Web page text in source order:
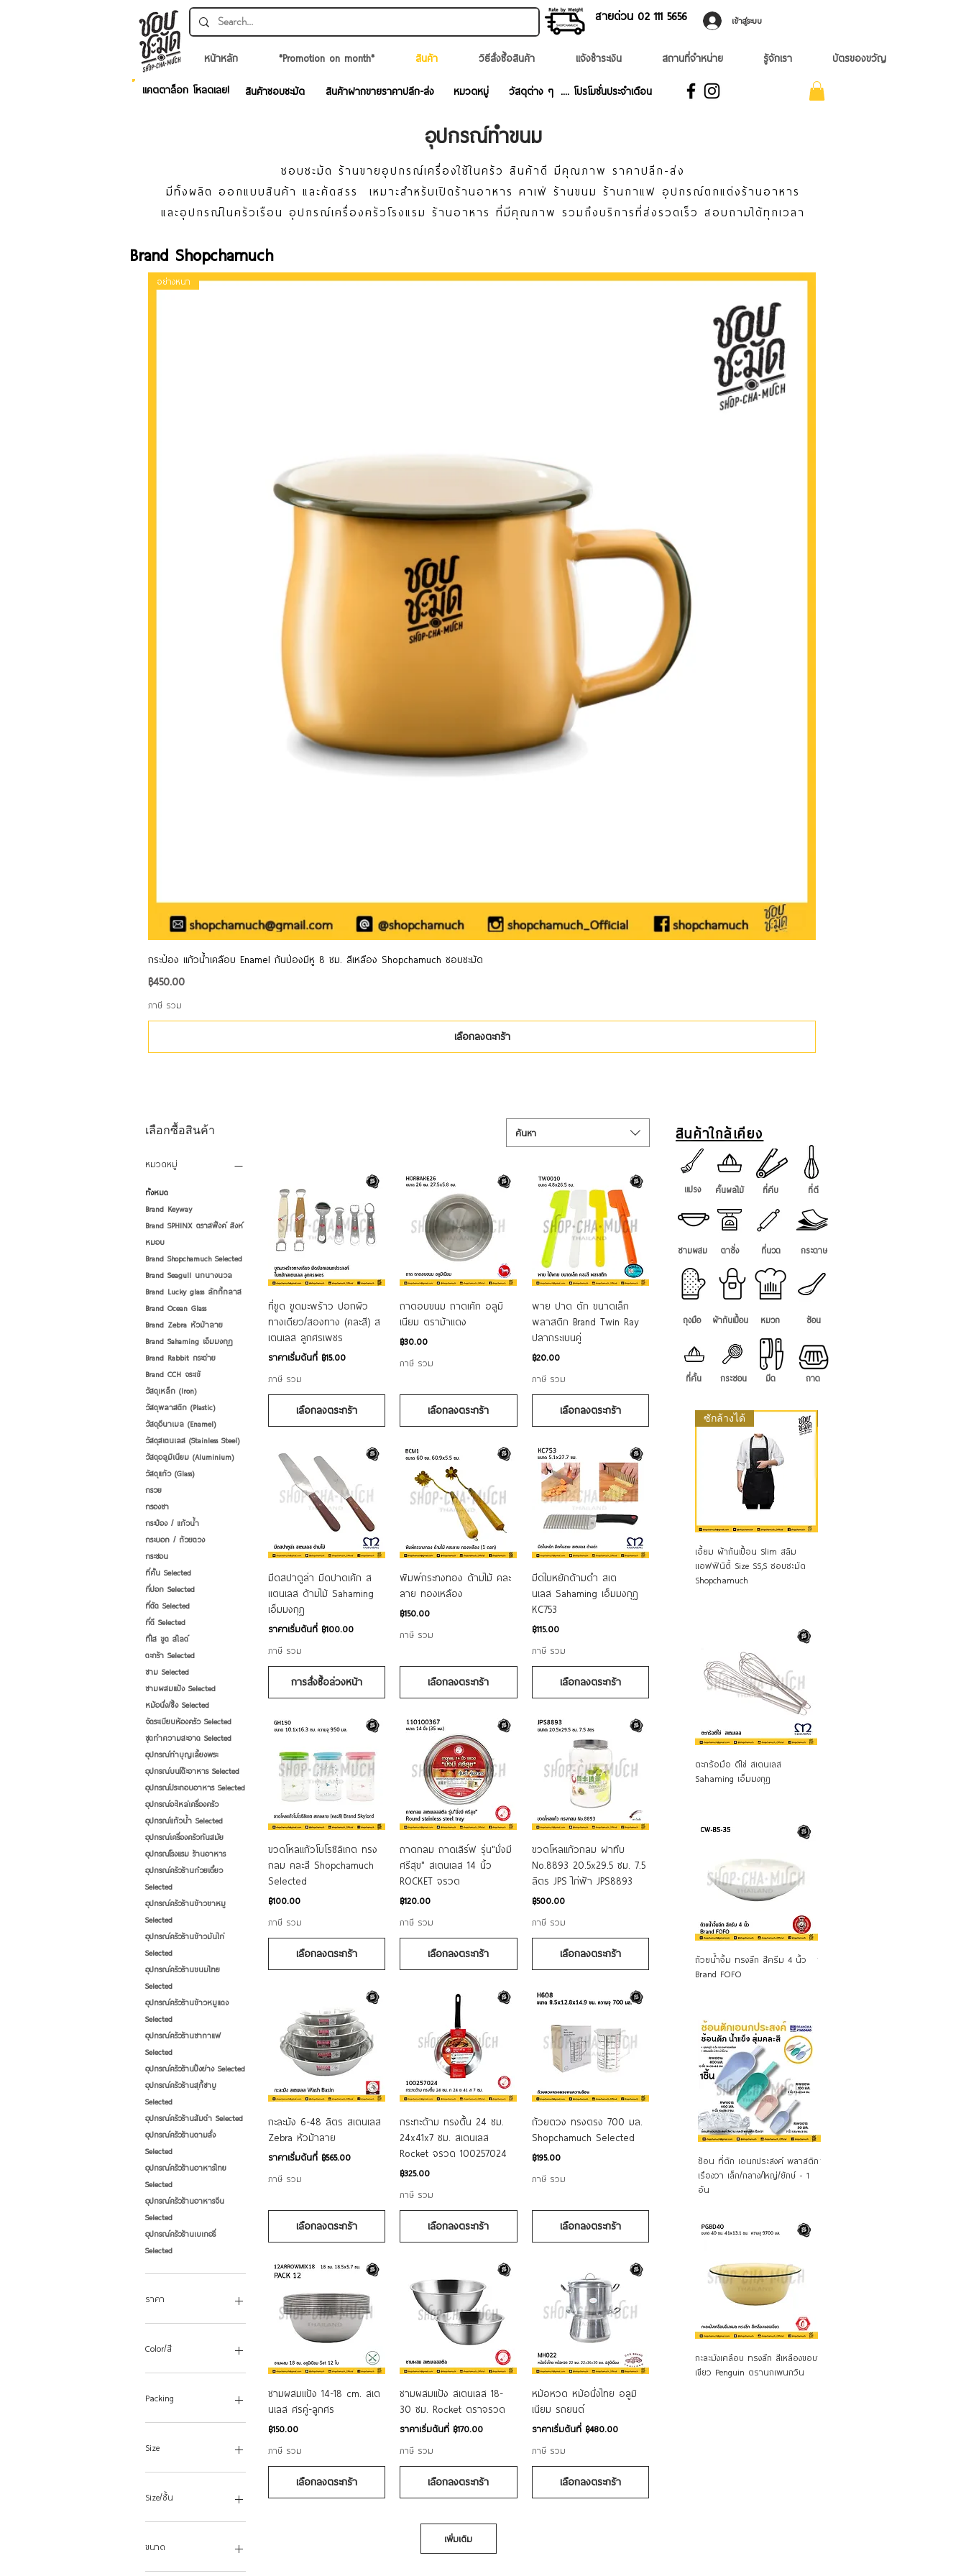
สายด่วน 02 ​111 5656 เข้าสู่ระบบ
หน้าหลัก *Promotion on month* สินค้า วิธีสั่งซื้อสินค้า แจ้งชำระเงิน สถานที่จำหน่าย รู้จักเรา บัตรของขวัญ
สินค้าชอบชะมัด สินค้าฝากขายราคาปลีก-ส่ง หมวดหมู่ วัสดุต่าง ๆ .... โปรโมชั่นประจำเดือน
แคตตาล็อก โหลดเลย!
อุปกรณ์ทำขนม
ชอบชะมัด ร้านขายอุปกรณ์เครื่องใช้ในครัว สินค้าดี มีคุณภาพ ราคาปลีก-ส่ง
มีทั้งผลิต ออกแบบสินค้า และคัดสรร เหมาะสำหรับเปิดร้านอาหาร คาเฟ่ ร้านขนม ร้านกาแฟ อุปกรณ์ตกแต่งร้านอาหาร
และอุปกรณ์ในครัวเรือน อุปกรณ์เครื่องครัวโรงแรม ร้านอาหาร ที่มีคุณภาพ รวมถึงบริการที่ส่งรวดเร็ว สอบถามได้ทุกเวลา
Brand Shopchamuch
ดูข้อมูลด่วน
อย่างหนา
กระป๋อง แก้วน้ำเคลือบ Enamel ก้นป่องมีหู 8 ซม. สีเหลือง Shopchamuch ชอบชะมัด
ราคา
฿450.00
ภาษี รวม
เลือกลงตะกร้า
เลือกซื้อสินค้า
หมวดหมู่
ทั้งหมด
Brand Keyway
Brand SPHINX ตราสฟิ้งค์ สิงห์
หมอบ
Brand Shopchamuch Selected
Brand Seagull นกนางนวล
Brand Lucky glass ลักกี้กลาส
Brand Ocean Glass
Brand Zebra หัวม้าลาย
Brand Sahaming เอ็มมงกุฎ
Brand Rabbit กระต่าย
Brand CCH จระเข้
วัสดุเหล็ก (Iron)
วัสดุพลาสติก (Plastic)
วัสดุอีนาเมล (Enamel)
วัสดุสเตนเลส (Stainless Steel)
วัสดุอลูมิเนียม (Aluminium)
วัสดุแก้ว (Glass)
กรวย
กรองชา
กระป๋อง / แก้วน้ำ
กระบอก / ถ้วยตวง
กระชอน
ที่คั้น Selected
ที่ปอก Selected
ที่ตัด Selected
ที่ตี Selected
ที่ไส ขูด สไลด์
ตะกร้า Selected
ชาม Selected
ชามผสมแป้ง Selected
หม้อนึ่ง/ซึ้ง Selected
จัดระเบียบห้องครัว Selected
ชุดทำความสะอาด Selected
อุปกรณ์ทำบุญเลี้ยงพระ
อุปกรณ์บนโต๊ะอาหาร Selected
อุปกรณ์ประกอบอาหาร Selected
อุปกรณ์อะไหล่เครื่องครัว
อุปกรณ์แก้วน้ำ Selected
อุปกรณ์เครื่องครัวทันสมัย
อุปกรณ์โรงแรม ร้านอาหาร
อุปกรณ์ครัวร้านก๋วยเตี๋ยว
Selected
อุปกรณ์ครัวร้านข้าวขาหมู
Selected
อุปกรณ์ครัวร้านข้าวมันไก่
Selected
อุปกรณ์ครัวร้านขนมไทย
Selected
อุปกรณ์ครัวร้านข้าวหมูแดง
Selected
อุปกรณ์ครัวร้านชากาแฟ
Selected
อุปกรณ์ครัวร้านปิ้งย่าง Selected
อุปกรณ์ครัวร้านสุกี้ชาบู
Selected
อุปกรณ์ครัวร้านส้มตำ Selected
อุปกรณ์ครัวร้านตามสั่ง
Selected
อุปกรณ์ครัวร้านอาหารไทย
Selected
อุปกรณ์ครัวร้านอาหารจีน
Selected
อุปกรณ์ครัวร้านเบเกอรี่
Selected
ราคา
Color/สี
Packing
Pack1
Pack6
Size
L
M
Size/ชั้น
2 ชั้น 30 ซม.
3 ชั้น 30 ซม.
ขนาด
ค้นหา
ดูข้อมูลด่วน
ที่ขูด ขูดมะพร้าว ปอกผิว
ทางเดียว/สองทาง (คละสี) ส
เตนเลส ลูกศรเพชร
ราคาเริ่มต้นที่ ฿15.00
ราคาขายลด
ภาษี รวม
เลือกลงตระกร้า
ดูข้อมูลด่วน
ถาดอบขนม ถาดเค้ก อลูมิ
เนียม ตราม้าแดง
ราคา
฿30.00
ภาษี รวม
เลือกลงตระกร้า
ดูข้อมูลด่วน
พาย ปาด ตัก ขนาดเล็ก
พลาสติก Brand Twin Ray
ปลากระเบนคู่
ราคา
฿20.00
ภาษี รวม
เลือกลงตระกร้า
ดูข้อมูลด่วน
มีดสปาตูล่า มีดปาดเค้ก ส
แตนเลส ด้ามไม้ Sahaming
เอ็มมงกุฎ
ราคาเริ่มต้นที่ ฿100.00
ราคาขายลด
ภาษี รวม
การสั่งซื้อล่วงหน้า
ดูข้อมูลด่วน
พิมพ์กระทงทอง ด้ามไม้ คละ
ลาย ทองเหลือง
ราคา
฿150.00
ภาษี รวม
เลือกลงตระกร้า
ดูข้อมูลด่วน
มีดใบหยักด้ามดำ สเต
นเลส Sahaming เอ็มมงกุฎ
KC753
ราคา
฿115.00
ภาษี รวม
เลือกลงตระกร้า
ดูข้อมูลด่วน
ขวดโหลแก้วโบโรซิลิเกต ทรง
กลม คละสี Shopchamuch
Selected
ราคา
฿100.00
ภาษี รวม
เลือกลงตระกร้า
ดูข้อมูลด่วน
ถาดกลม ถาดเสิร์ฟ รุ่น"มั่งมี
ศรีสุข" สเตนเลส 14 นิ้ว
ROCKET จรวด
ราคา
฿120.00
ภาษี รวม
เลือกลงตระกร้า
ดูข้อมูลด่วน
ขวดโหลแก้วกลม ฝาทึบ
No.8893 20.5x29.5 ซม. 7.5
ลิตร JPS ไก่ฟ้า JPS8893
ราคา
฿500.00
ภาษี รวม
เลือกลงตระกร้า
ดูข้อมูลด่วน
กะละมัง 6-48 ลิตร สเตนเลส
Zebra หัวม้าลาย
ราคาเริ่มต้นที่ ฿565.00
ราคาขายลด
ภาษี รวม
เลือกลงตระกร้า
ดูข้อมูลด่วน
กระทะด้าม ทรงตื้น 24 ซม.
24x41x7 ซม. สเตนเลส
Rocket จรวด 100257024
ราคา
฿325.00
ภาษี รวม
เลือกลงตระกร้า
ดูข้อมูลด่วน
ถ้วยตวง ทรงตรง 700 มล.
Shopchamuch Selected
ราคา
฿195.00
ภาษี รวม
เลือกลงตระกร้า
ดูข้อมูลด่วน
ชามผสมแป้ง 14-18 cm. สเต
นเลส ศรคู่-ลูกศร
ราคา
฿150.00
ภาษี รวม
เลือกลงตระกร้า
ดูข้อมูลด่วน
ชามผสมแป้ง สเตนเลส 18-
30 ซม. Rocket ตราจรวด
ราคาเริ่มต้นที่ ฿170.00
ราคาขายลด
ภาษี รวม
เลือกลงตระกร้า
ดูข้อมูลด่วน
หม้อหวด หม้อนึ่งไทย อลูมิ
เนียม รถยนต์
ราคาเริ่มต้นที่ ฿480.00
ราคาขายลด
ภาษี รวม
เลือกลงตระกร้า
เพิ่มเติม
สินค้าใกล้เคียง
แปรง คั้นผลไม้ ที่คีบ ที่ตี
ชามผสม ตาชั่ง ที่นวด กระดาษ
ถุงมือ ผ้ากันเปื้อน หมวก ช้อน
ที่คั้น กระชอน มีด ถาด
ดูข้อมูลด่วน
ซักล้างได้
เอี้ยม ผ้ากันเปื้อน Slim สลิม
แอฟฟินิตี้ Size SS,S ชอบชะมัด
Shopchamuch
ดูข้อมูลด่วน
ตะกร้อมือ ตีไข่ สเตนเลส
Sahaming เอ็มมงกุฎ
ดูข้อมูลด่วน
ถ้วยน้ำจิ้ม ทรงลึก สีครีม 4 นิ้ว
Brand FOFO
ชามแก้ว Diamond Bowl 8"
ดูข้อมูลด่วน
ช้อน ที่ตัก เอนกประสงค์ พลาสติก
เรืองวา เล็ก/กลาง/ใหญ่/ยักษ์ - 1
อัน
ช้อนตัก ที่ตักอเนกประสงค์ ตราร่ม
ดูข้อมูลด่วน
กะละมังเคลือบ ทรงลึก สีเหลืองขอบ
เขียว Penguin ตรานกเพนกวิน
ชามผสมแป้ง 14-18 cm. สเตนเลส